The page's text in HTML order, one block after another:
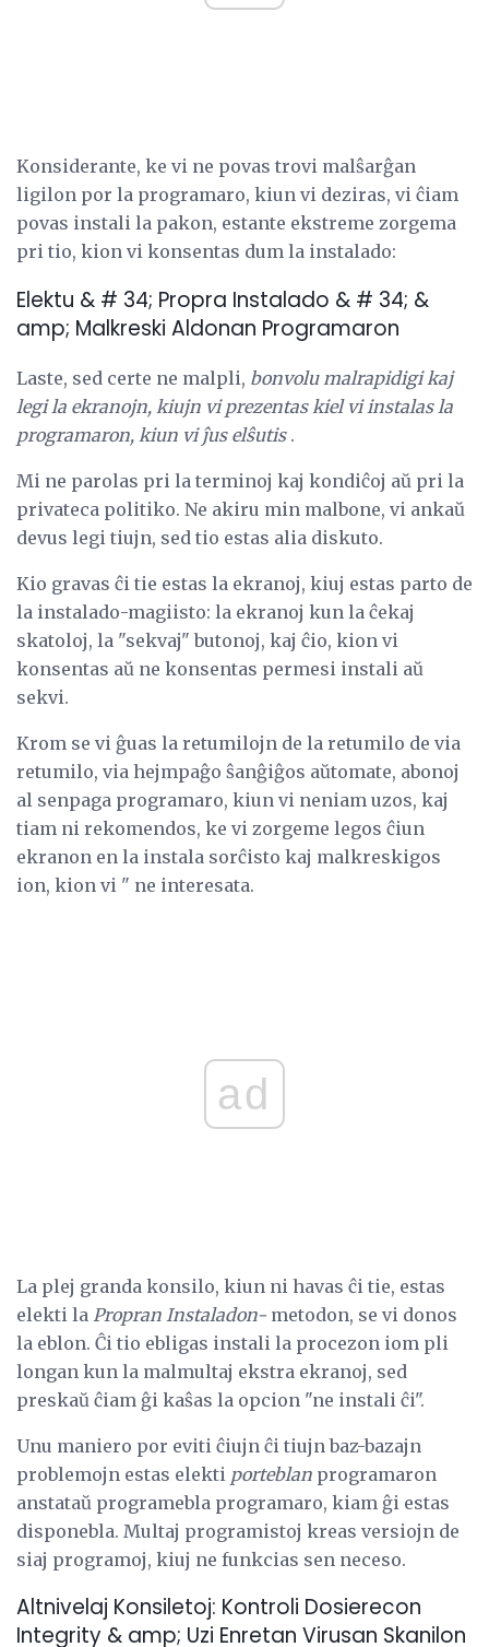
Konsiderante, ke vi ne povas trovi malŝarĝan
ligilon por la programaro, kiun vi deziras, vi ĉiam
povas instali la pakon, estante ekstreme zorgema
pri tio, kion vi konsentas dum la instalado:
Elektu & # 34; Propra Instalado & # 34; &
amp; Malkreski Aldonan Programaron
Laste, sed certe ne malpli, bonvolu malrapidigi kaj
legi la ekranojn, kiujn vi prezentas kiel vi instalas la
programaron, kiun vi ĵus elŝutis.
Mi ne parolas pri la terminoj kaj kondiĉoj aŭ pri la
privateca politiko. Ne akiru min malbone, vi ankaŭ
devus legi tiujn, sed tio estas alia diskuto.
Kio gravas ĉi tie estas la ekranoj, kiuj estas parto de
la instalado-magiisto: la ekranoj kun la ĉekaj
skatoloj, la "sekvaj" butonoj, kaj ĉio, kion vi
konsentas aŭ ne konsentas permesi instali aŭ
sekvi.
Krom se vi ĝuas la retumilojn de la retumilo de via
retumilo, via hejmpaĝo ŝanĝiĝos aŭtomate, abonoj
al senpaga programaro, kiun vi neniam uzos, kaj
tiam ni rekomendos, ke vi zorgeme legos ĉiun
ekranon en la instala sorĉisto kaj malkreskigos
ion, kion vi " ne interesata.
ad
La plej granda konsilo, kiun ni havas ĉi tie, estas
elekti la Propran Instaladon- metodon, se vi donos
la eblon. Ĉi tio ebligas instali la procezon iom pli
longan kun la malmultaj ekstra ekranoj, sed
preskaŭ ĉiam ĝi kaŝas la opcion "ne instali ĉi".
Unu maniero por eviti ĉiujn ĉi tiujn baz-bazajn
problemojn estas elekti porteblan programaron
anstataŭ programebla programaro, kiam ĝi estas
disponebla. Multaj programistoj kreas versiojn de
siaj programoj, kiuj ne funkcias sen neceso.
Altnivelaj Konsiletoj: Kontroli Dosierecon
Integrity & amp; Uzi Enretan Virusan Skanilon